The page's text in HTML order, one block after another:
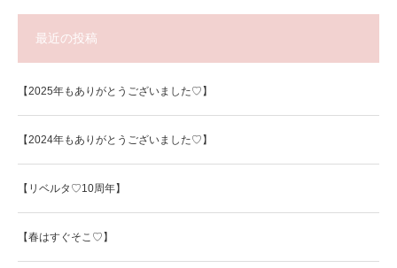
最近の投稿
【2025年もありがとうございました♡】
【2024年もありがとうございました♡】
【リベルタ♡10周年】
【春はすぐそこ♡】